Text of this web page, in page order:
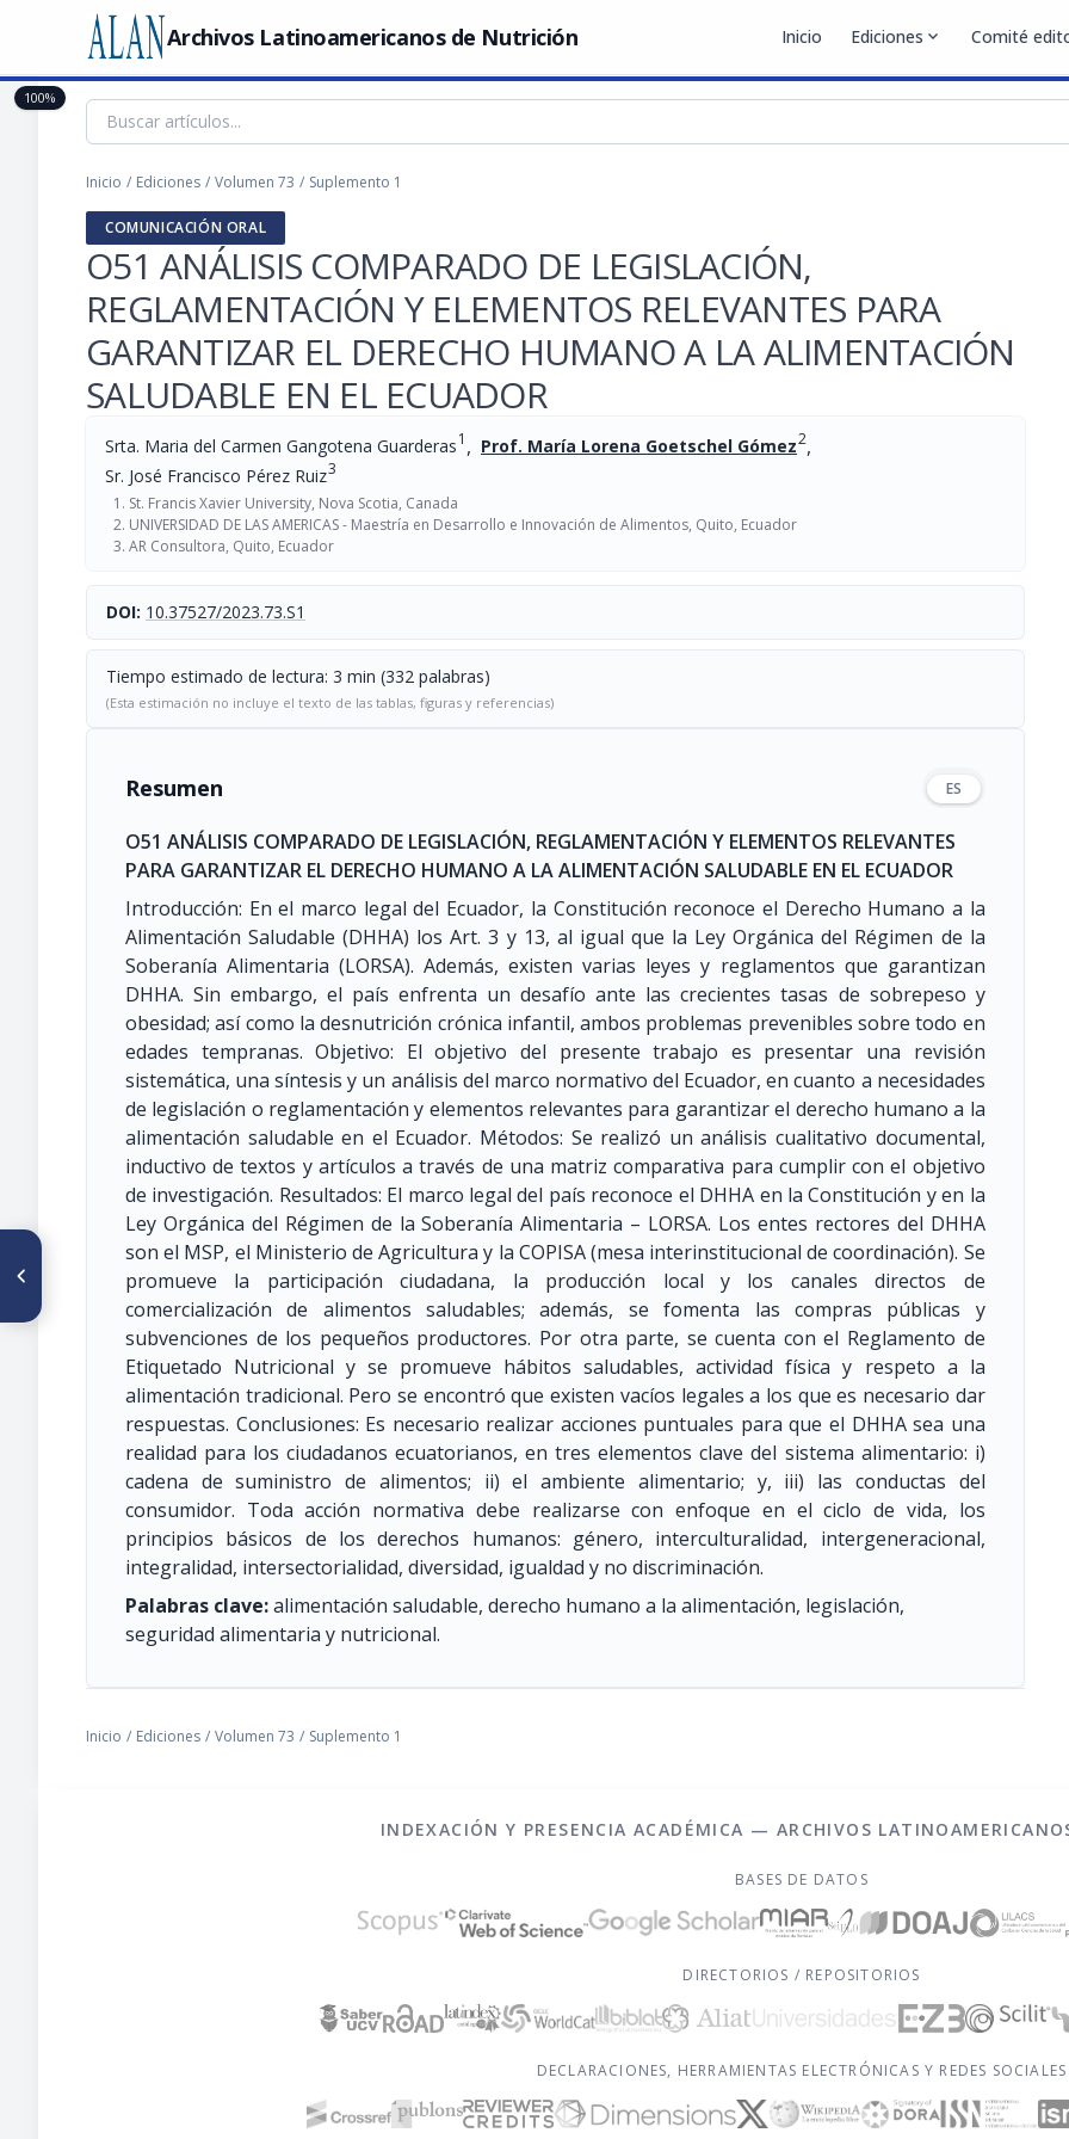
Archivos Latinoamericanos de Nutrición Inicio Ediciones expand_more Comité
Inicio / Ediciones / Volumen 73 / Suplemento 1
COMUNICACIÓN ORAL
O51 ANÁLISIS COMPARADO DE LEGISLACIÓN,
REGLAMENTACIÓN Y ELEMENTOS RELEVANTES PARA
GARANTIZAR EL DERECHO HUMANO A LA ALIMENTACIÓN
SALUDABLE EN EL ECUADOR
Srta. Maria del Carmen Gangotena Guarderas1 , Prof. María Lorena Goetschel Gómez2,
Sr. José Francisco Pérez Ruiz3
St. Francis Xavier University, Nova Scotia, Canada
UNIVERSIDAD DE LAS AMERICAS - Maestría en Desarrollo e Innovación de Alimentos, Quito, Ecuador
AR Consultora, Quito, Ecuador
DOI: 10.37527/2023.73.S1
Tiempo estimado de lectura: 3 min (332 palabras)
(Esta estimación no incluye el texto de las tablas, figuras y referencias)
Resumen ES
O51 ANÁLISIS COMPARADO DE LEGISLACIÓN, REGLAMENTACIÓN Y ELEMENTOS RELEVANTES
PARA GARANTIZAR EL DERECHO HUMANO A LA ALIMENTACIÓN SALUDABLE EN EL ECUADOR
Introducción: En el marco legal del Ecuador, la Constitución reconoce el Derecho Humano a la
Alimentación Saludable (DHHA) los Art. 3 y 13, al igual que la Ley Orgánica del Régimen de la
Soberanía Alimentaria (LORSA). Además, existen varias leyes y reglamentos que garantizan
DHHA. Sin embargo, el país enfrenta un desafío ante las crecientes tasas de sobrepeso y
obesidad; así como la desnutrición crónica infantil, ambos problemas prevenibles sobre todo en
edades tempranas. Objetivo: El objetivo del presente trabajo es presentar una revisión
sistemática, una síntesis y un análisis del marco normativo del Ecuador, en cuanto a necesidades
de legislación o reglamentación y elementos relevantes para garantizar el derecho humano a la
alimentación saludable en el Ecuador. Métodos: Se realizó un análisis cualitativo documental,
inductivo de textos y artículos a través de una matriz comparativa para cumplir con el objetivo
de investigación. Resultados: El marco legal del país reconoce el DHHA en la Constitución y en la
Ley Orgánica del Régimen de la Soberanía Alimentaria – LORSA. Los entes rectores del DHHA
son el MSP, el Ministerio de Agricultura y la COPISA (mesa interinstitucional de coordinación). Se
promueve la participación ciudadana, la producción local y los canales directos de
comercialización de alimentos saludables; además, se fomenta las compras públicas y
subvenciones de los pequeños productores. Por otra parte, se cuenta con el Reglamento de
Etiquetado Nutricional y se promueve hábitos saludables, actividad física y respeto a la
alimentación tradicional. Pero se encontró que existen vacíos legales a los que es necesario dar
respuestas. Conclusiones: Es necesario realizar acciones puntuales para que el DHHA sea una
realidad para los ciudadanos ecuatorianos, en tres elementos clave del sistema alimentario: i)
cadena de suministro de alimentos; ii) el ambiente alimentario; y, iii) las conductas del
consumidor. Toda acción normativa debe realizarse con enfoque en el ciclo de vida, los
principios básicos de los derechos humanos: género, interculturalidad, intergeneracional,
integralidad, intersectorialidad, diversidad, igualdad y no discriminación.
Palabras clave:alimentación saludable, derecho humano a la alimentación, legislación,
seguridad alimentaria y nutricional.
Inicio / Ediciones / Volumen 73 / Suplemento 1
100%
ARTÍCULO ANTERIOR
O50 EL HEMOCUE 801
SUBESTIMA LOS VALORES
ALTOS DE HEMOGLOBINA
(MUJERES) CON TENDENCIA
DIFERENTE DE LA MEDICIÓN EN
NIÑOS, LOS MODELOS
201+/301 PRESENTAN SESGO
SIMILAR EN AMPLIO RANGO DE
HEMOGLOBINA
INDEXACIÓN Y PRESENCIA ACADÉMICA — ARCHIVOS
BASES DE DATOS
DIRECTORIOS / REPOSITORIOS
DECLARACIONES, HERRAMIENTAS ELECTRÓNICAS Y REDES SOCIALES